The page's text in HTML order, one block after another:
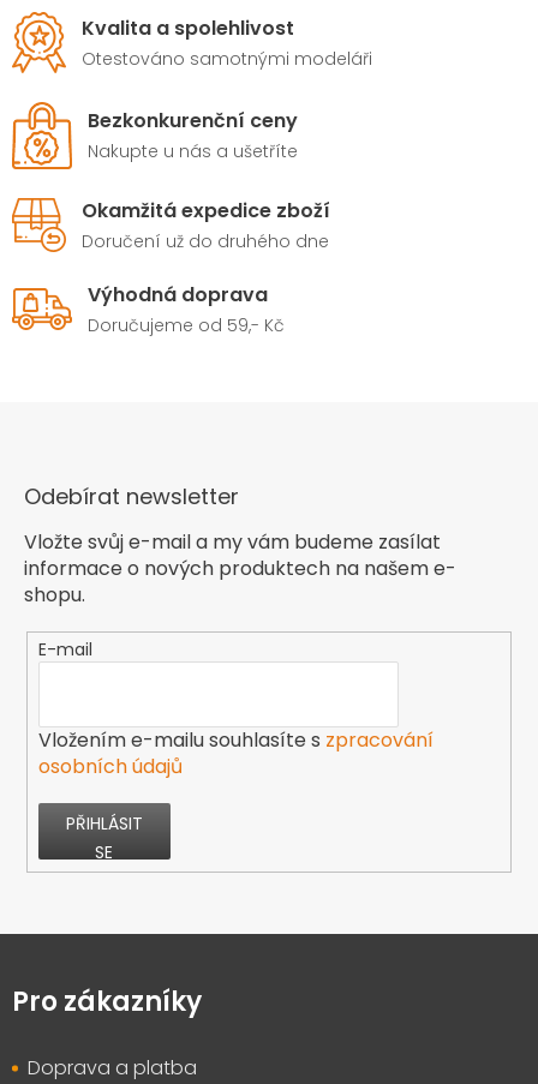
Kvalita a spolehlivost
Otestováno samotnými modeláři
Bezkonkurenční ceny
Nakupte u nás a ušetříte
Okamžitá expedice zboží
Doručení už do druhého dne
Výhodná doprava
Doručujeme od 59,- Kč
Odebírat newsletter
Vložte svůj e-mail a my vám budeme zasílat
informace o nových produktech na našem e-
shopu.
E-mail
Vložením e-mailu souhlasíte s zpracování
osobních údajů
PŘIHLÁSIT
SE
pPro zákazníky
Doprava a platba